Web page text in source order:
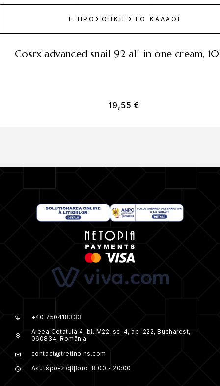
ΠΡΟΣΘΉΚΗ ΣΤΟ ΚΑΛΆΘΙ
cosrx advanced snail 92 all in one cream,
19,55€
+40 750418333
Aleea Cetatuia 4, bl. M22, sc. 4, ap. 222, Bucharest,
060834, România
contact@tretinoins.com
Δευτέρα-Σάββατο: 8:00 - 20:00